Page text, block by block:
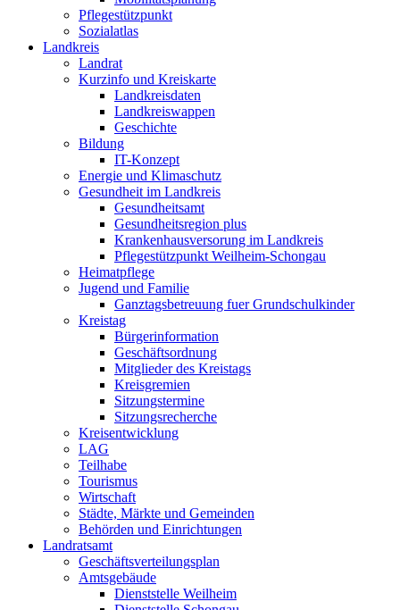
Pflegestützpunkt
Sozialatlas
Landkreis
Landrat
Kurzinfo und Kreiskarte
Landkreisdaten
Landkreiswappen
Geschichte
Bildung
IT-Konzept
Energie und Klimaschutz
Gesundheit im Landkreis
Gesundheitsamt
Gesundheitsregion plus
Krankenhausversorung im Landkreis
Pflegestützpunkt Weilheim-Schongau
Heimatpflege
Jugend und Familie
Ganztagsbetreuung fuer Grundschulkinder
Kreistag
Bürgerinformation
Geschäftsordnung
Mitglieder des Kreistags
Kreisgremien
Sitzungstermine
Sitzungsrecherche
Kreisentwicklung
LAG
Teilhabe
Tourismus
Wirtschaft
Städte, Märkte und Gemeinden
Behörden und Einrichtungen
Landratsamt
Geschäftsverteilungsplan
Amtsgebäude
Dienststelle Weilheim